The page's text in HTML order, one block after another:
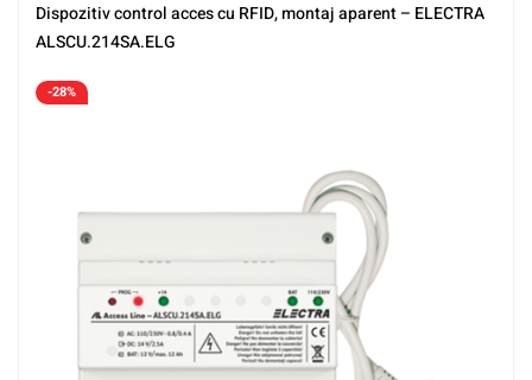
Dispozitiv control acces cu RFID, montaj aparent – ELECTRA
ALSCU.214SA.ELG
-28%